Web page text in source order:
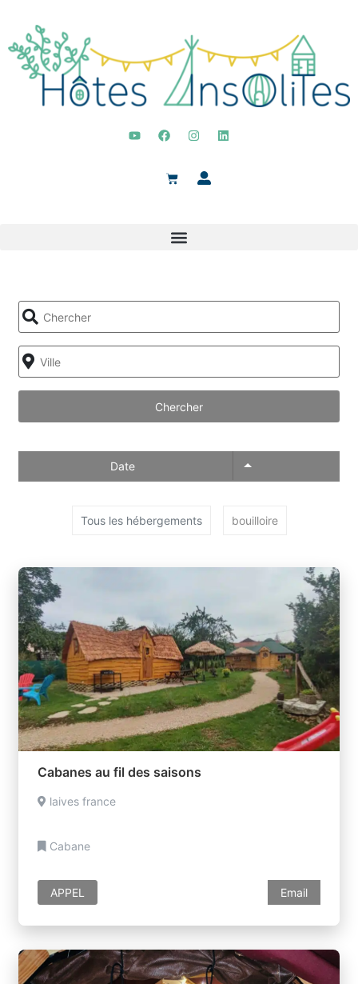
Chercher
Date
Tous les hébergements bouilloire
Cabanes au fil des saisons
laives france
Cabane
APPEL Email